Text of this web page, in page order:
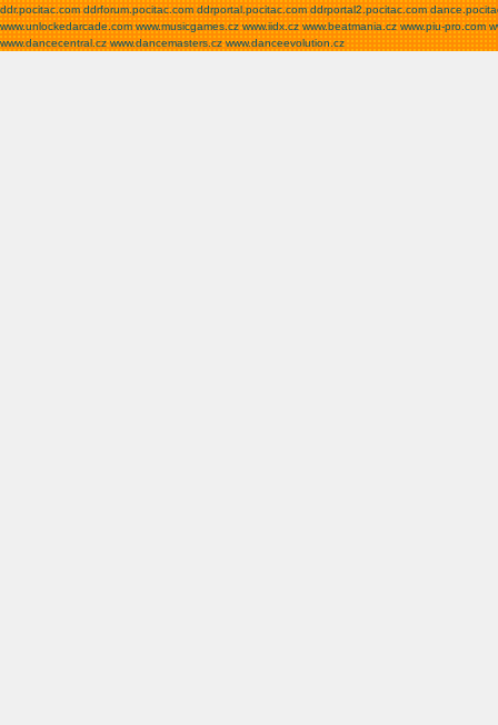
ddr.pocitac.com ddrforum.pocitac.com ddrportal.pocitac.com ddrportal2.pocitac.com
www.unlockedarcade.com www.musicgames.cz www.iidx.cz www.beatmania.cz www.piu-pro.com
www.dancecentral.cz www.dancemasters.cz www.danceevolution.cz